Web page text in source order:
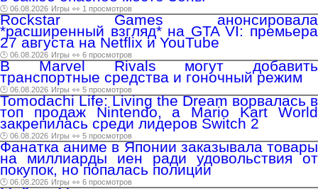
🕑 06.08.2026 Игры 👀 1 просмотров
Rockstar Games анонсировала
*расширенный взгляд* на GTA VI: премьера
27 августа на Netflix и YouTube
🕑 06.08.2026 Игры 👀 6 просмотров
В Marvel Rivals могут добавить
транспортные средства и гоночный режим
🕑 06.08.2026 Игры 👀 5 просмотров
Tomodachi Life: Living the Dream ворвалась в
топ продаж Nintendo, а Mario Kart World
закрепилась среди лидеров Switch 2
🕑 06.08.2026 Игры 👀 5 просмотров
Фанатка аниме в Японии заказывала товары
на миллиарды иен ради удовольствия от
покупок, но попалась полиции
🕑 06.08.2026 Игры 👀 6 просмотров